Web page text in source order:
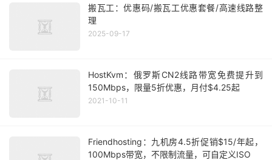
搬瓦工：优惠码/搬瓦工优惠套餐/高速线路整
理
2025-09-17
HostKvm：俄罗斯CN2线路带宽免费提升到
150Mbps，限量5折优惠，月付$4.25起
2021-10-11
Friendhosting：九机房4.5折促销$15/年起，
100Mbps带宽，不限制流量，可自定义ISO